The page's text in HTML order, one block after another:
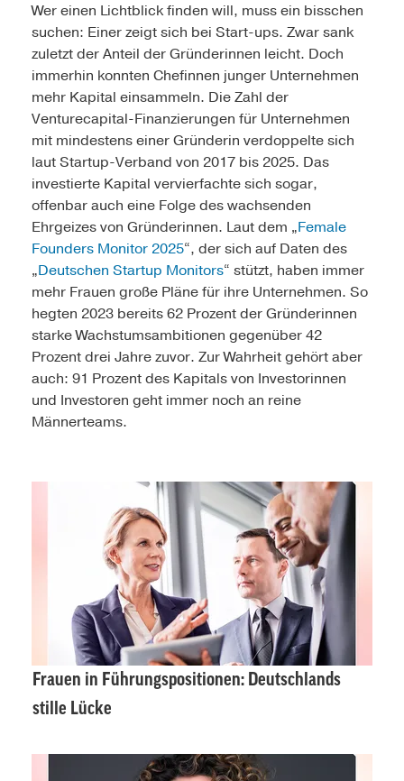
Wer einen Lichtblick finden will, muss ein bisschen
suchen: Einer zeigt sich bei Start-ups. Zwar sank
zuletzt der Anteil der Gründerinnen leicht. Doch
immerhin konnten Chefinnen junger Unternehmen
mehr Kapital einsammeln. Die Zahl der
Venturecapital-Finanzierungen für Unternehmen
mit mindestens einer Gründerin verdoppelte sich
laut Startup-Verband von 2017 bis 2025. Das
investierte Kapital vervierfachte sich sogar,
offenbar auch eine Folge des wachsenden
Ehrgeizes von Gründerinnen. Laut dem „Female
Founders Monitor 2025“, der sich auf Daten des
„Deutschen Startup Monitors“ stützt, haben immer
mehr Frauen große Pläne für ihre Unternehmen. So
hegten 2023 bereits 62 Prozent der Gründerinnen
starke Wachstumsambitionen gegenüber 42
Prozent drei Jahre zuvor. Zur Wahrheit gehört aber
auch: 91 Prozent des Kapitals von Investorinnen
und Investoren geht immer noch an reine
Männerteams.
Frauen in Führungspositionen: Deutschlands
stille Lücke